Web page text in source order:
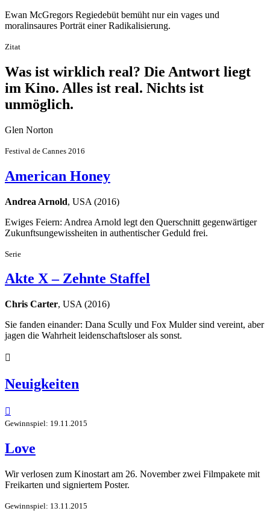
Ewan McGregors Regiedebüt bemüht nur ein vages und
moralinsaures Porträt einer Radikalisierung.
Zitat
Was ist wirklich real? Die Antwort liegt
im Kino. Alles ist real. Nichts ist
unmöglich.
Glen Norton
Festival de Cannes 2016
American Honey
Andrea Arnold, USA (2016)
Ewiges Feiern: Andrea Arnold legt den Querschnitt gegenwärtiger
Zukunftsungewissheiten in authentischer Geduld frei.
Serie
Akte X – Zehnte Staffel
Chris Carter, USA (2016)
Sie fanden einander: Dana Scully und Fox Mulder sind vereint, aber
jagen die Wahrheit leidenschaftsloser als sonst.

Neuigkeiten

Gewinnspiel: 19.11.2015
Love
Wir verlosen zum Kinostart am 26. November zwei Filmpakete mit
Freikarten und signiertem Poster.
Gewinnspiel: 13.11.2015